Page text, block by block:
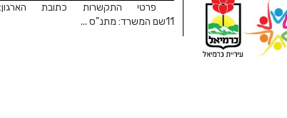
פרטי התקשרות כתובת
11שם המשרד: מתנ"ס ...